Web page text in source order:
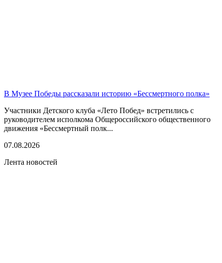
В Музее Победы рассказали историю «Бессмертного полка»
Участники Детского клуба «Лето Побед» встретились с
руководителем исполкома Общероссийского общественного
движения «Бессмертный полк...
07.08.2026
Лента новостей